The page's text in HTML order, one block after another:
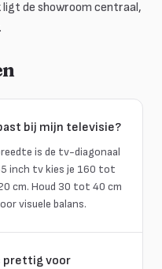
de showroom centraal,
bij mijn televisie?
is de tv-diagonaal
inch tv kies je 160 tot
cm. Houd 30 tot 40 cm
visuele balans.
prettig voor